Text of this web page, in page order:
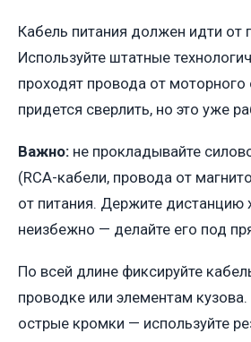
Кабель питания должен идти
Используйте штатные
проходят провода от моторного
придется сверлить, но это уже
Важно: не прокладывайте
(RCA-кабели, провода от
от питания. Держите дистанцию
неизбежно — делайте его под
По всей длине фиксируйте
проводке или элементам
острые кромки — используйте